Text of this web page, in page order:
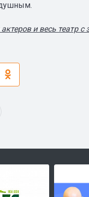
и весь театр